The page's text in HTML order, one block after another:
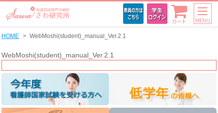
カート MENU
HOME WebMoshi(student)_manual_Ver.2.1
WebMoshi(student)_manual_Ver.2.1